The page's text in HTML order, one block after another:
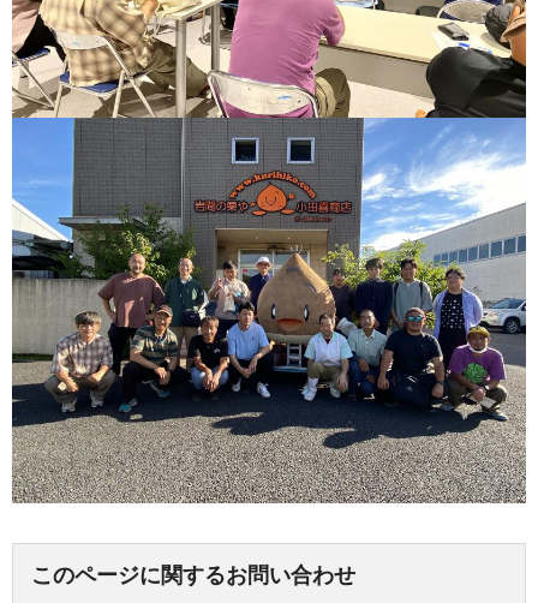
このページに関するお問い合わせ